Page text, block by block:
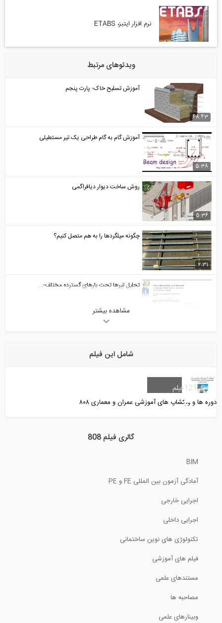
نرم افزار ایتبز، ETABS
ویدئوهای مرتبط
48:43
آموزش تسلیح خاک- پارت پنجم
5:38
آموزش گام به گام طراحی یک تیر مستطیلی
5:36
روش ساخت دیوار دیافراگمی
2:31
چگونه میلگردها را به هم متصل کنیم؟
تحلیل تیرها تحت بارهای گسترده مختلف-...
12:25
طراحی دال RCC در نرم افزار ETABS 2016-...
آنالیز طیف پاسخ در نرم افزار ETABS 2015
مشاهده بیشتر
شامل این فیلم
دوره ها و ورکشاپ های آموزشی عمران و معماری ۸۰۸
121فیلم
گالری فیلم 808
BIM
آمادگی آزمون بین المللی FE و PE
اجرایی خارجی
اجرایی داخلی
تکنولوژی های نوین ساختمانی
فیلم های آموزشی
مستندهای علمی
مصاحبه ها
وبینارهای علمی